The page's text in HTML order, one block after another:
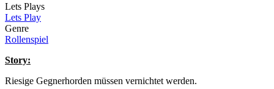
Lets Plays
Lets Play
Genre
Rollenspiel
Story:
Riesige Gegnerhorden müssen vernichtet werden.